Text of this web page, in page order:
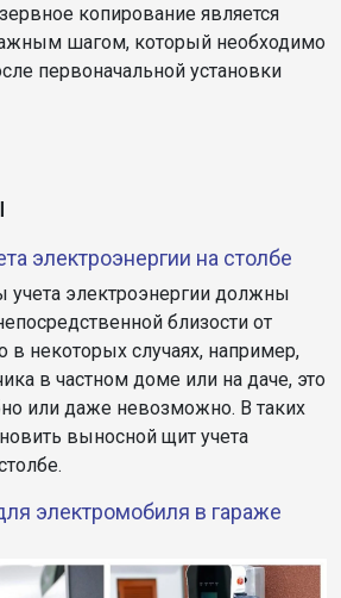
копирование является
шагом, который необходимо
первоначальной установки
электроэнергии на столбе
учета электроэнергии должны
близости от
в некоторых случаях, например,
в частном доме или на даче, это
или даже невозможно. В таких
выносной щит учета
электромобиля в гараже